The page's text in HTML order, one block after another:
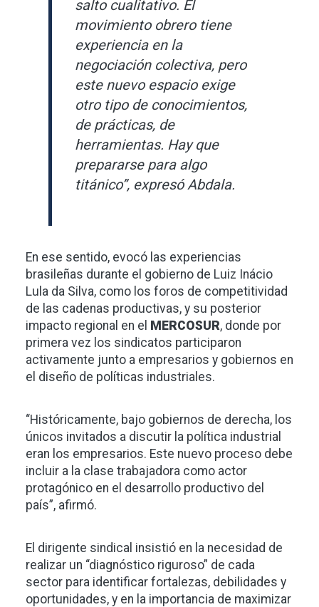
salto cualitativo. El
movimiento obrero tiene
experiencia en la
negociación colectiva, pero
este nuevo espacio exige
otro tipo de conocimientos,
de prácticas, de
herramientas. Hay que
prepararse para algo
titánico”, expresó Abdala.
En ese sentido, evocó las experiencias
brasileñas durante el gobierno de Luiz Inácio
Lula da Silva, como los foros de competitividad
de las cadenas productivas, y su posterior
impacto regional en el MERCOSUR, donde por
primera vez los sindicatos participaron
activamente junto a empresarios y gobiernos en
el diseño de políticas industriales.
“Históricamente, bajo gobiernos de derecha, los
únicos invitados a discutir la política industrial
eran los empresarios. Este nuevo proceso debe
incluir a la clase trabajadora como actor
protagónico en el desarrollo productivo del
país”, afirmó.
El dirigente sindical insistió en la necesidad de
realizar un “diagnóstico riguroso” de cada
sector para identificar fortalezas, debilidades y
oportunidades, y en la importancia de maximizar